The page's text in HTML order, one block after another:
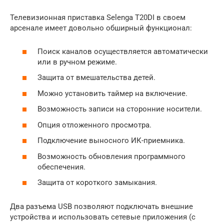
Телевизионная приставка Selenga T20DI в своем
арсенале имеет довольно обширный функционал:
Поиск каналов осуществляется автоматически
или в ручном режиме.
Защита от вмешательства детей.
Можно установить таймер на включение.
Возможность записи на сторонние носители.
Опция отложенного просмотра.
Подключение выносного ИК-приемника.
Возможность обновления программного
обеспечения.
Защита от короткого замыкания.
Два разъема USB позволяют подключать внешние
устройства и использовать сетевые приложения (с